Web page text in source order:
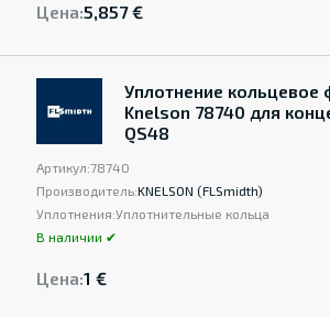
Цена:5,857 €
Уплотнение кольцевое
Knelson 78740 для
QS48
Артикул:78740
Производитель:KNELSON (FLSmidth)
Уплотнения:Уплотнительные кольца
В наличии ✔
Цена:1 €